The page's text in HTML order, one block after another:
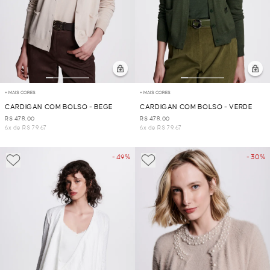
+ MAIS CORES
CARDIGAN COM BOLSO - BEGE
R$ 478,00
6x de R$ 79,67
+ MAIS CORES
CARDIGAN COM BOLSO - VERDE
R$ 478,00
6x de R$ 79,67
- 49% - 30%